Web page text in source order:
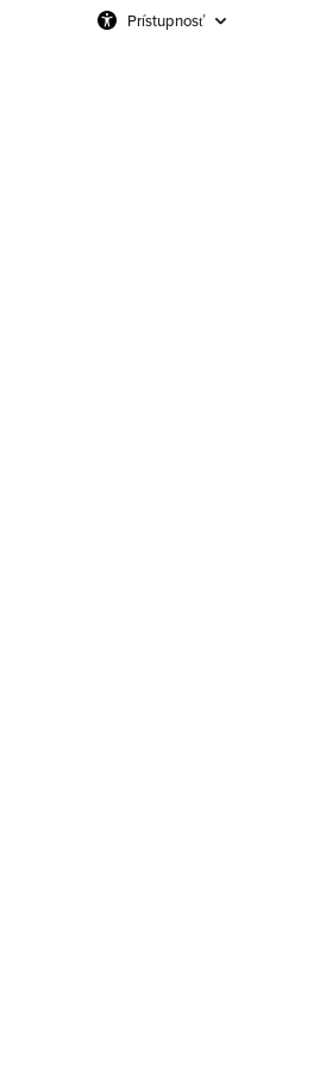
Prístupnosť